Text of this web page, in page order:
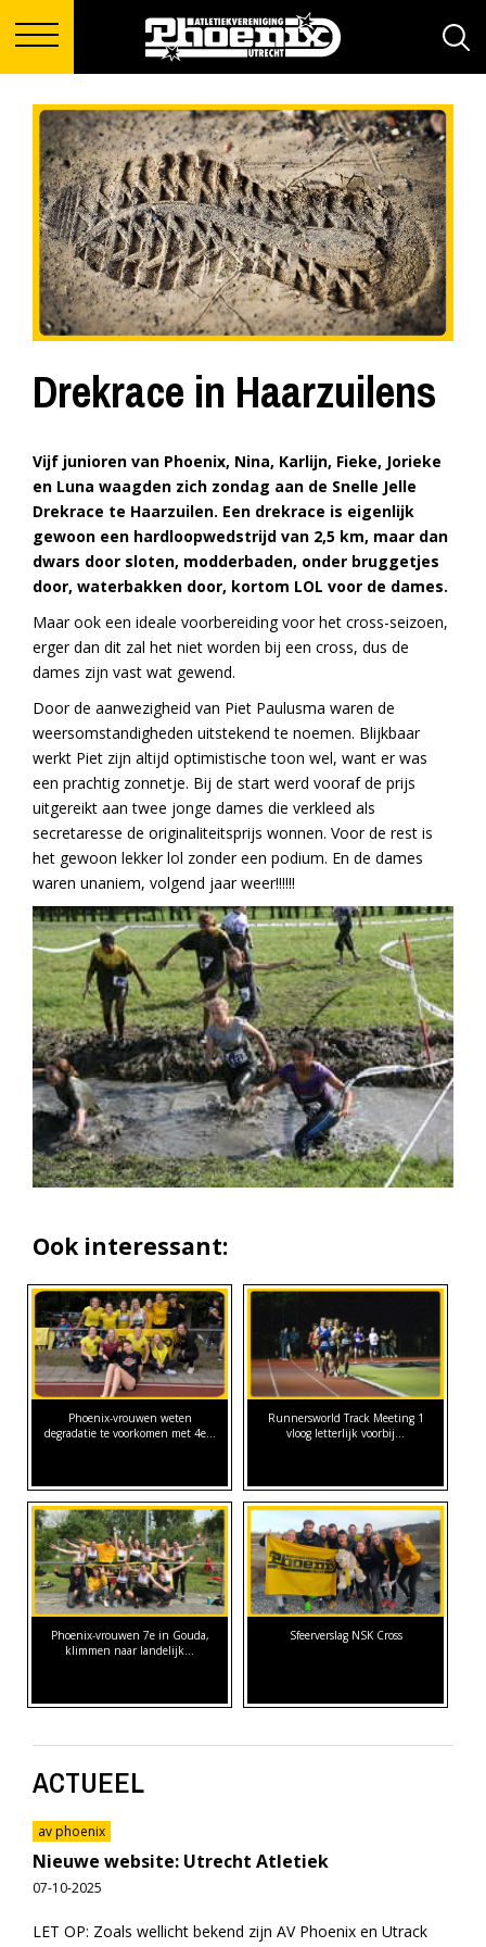
Drekrace in Haarzuilens
Vijf junioren van Phoenix, Nina, Karlijn, Fieke, Jorieke
en Luna waagden zich zondag aan de Snelle Jelle
Drekrace te Haarzuilen. Een drekrace is eigenlijk
gewoon een hardloopwedstrijd van 2,5 km, maar dan
dwars door sloten, modderbaden, onder bruggetjes
door, waterbakken door, kortom LOL voor de dames.
Maar ook een ideale voorbereiding voor het cross-seizoen,
erger dan dit zal het niet worden bij een cross, dus de
dames zijn vast wat gewend.
Door de aanwezigheid van Piet Paulusma waren de
weersomstandigheden uitstekend te noemen. Blijkbaar
werkt Piet zijn altijd optimistische toon wel, want er was
een prachtig zonnetje. Bij de start werd vooraf de prijs
uitgereikt aan twee jonge dames die verkleed als
secretaresse de originaliteitsprijs wonnen. Voor de rest is
het gewoon lekker lol zonder een podium. En de dames
waren unaniem, volgend jaar weer!!!!!!
Ook interessant:
Phoenix-vrouwen weten
degradatie te voorkomen met 4e…
Runnersworld Track Meeting 1
vloog letterlijk voorbij...
Phoenix-vrouwen 7e in Gouda,
klimmen naar landelijk…
Sfeerverslag NSK Cross
ACTUEEL
av phoenix
Nieuwe website: Utrecht Atletiek
07-10-2025
LET OP: Zoals wellicht bekend zijn AV Phoenix en Utrack